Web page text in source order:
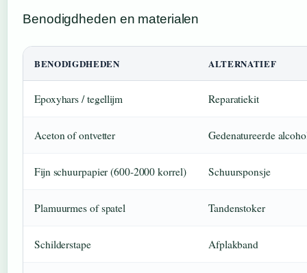
Benodigdheden en materialen
BENODIGDHEDEN ALTERNATIEF
Epoxyhars / tegellijm Reparatiekit
Aceton of ontvetter Gedenatureerde
Fijn schuurpapier (600-2000 korrel) Schuursponsje
Plamuurmes of spatel Tandenstoker
Schilderstape Afplakband